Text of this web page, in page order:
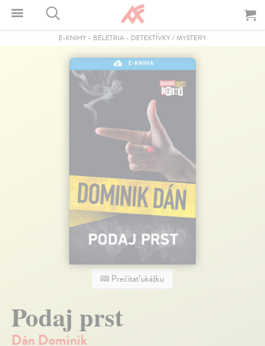
E-KNIHY - BELETRIA - DETEKTÍVKY / MYSTERY
E-KNIHA
Prečítať ukážku
Podaj prst
Dán Dominik